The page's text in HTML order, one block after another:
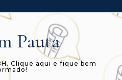
Pauta
Clique aqui e fique bem